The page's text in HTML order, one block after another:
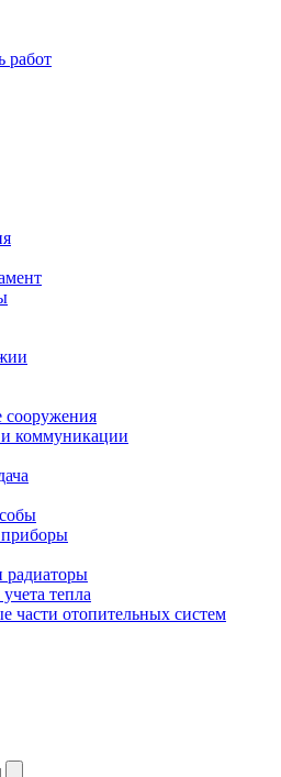
работ
сооружения
коммуникации
радиаторы
тепла
части отопительных систем